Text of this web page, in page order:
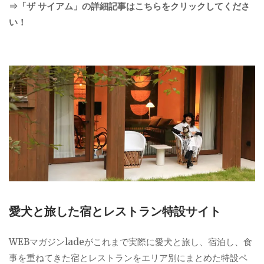
⇒「ザ サイアム」の詳細記事はこちらをクリックしてくださ
い！
愛犬と旅した宿とレストラン特設サイト
WEBマガジンladeがこれまで実際に愛犬と旅し、宿泊し、食
事を重ねてきた宿とレストランをエリア別にまとめた特設ペ